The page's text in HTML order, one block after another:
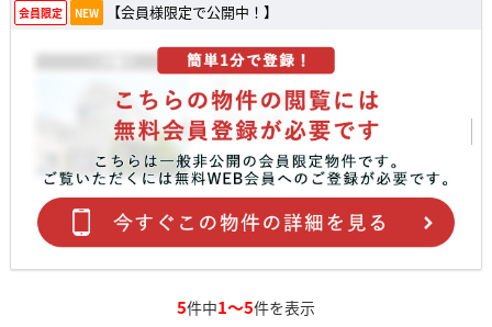
会員限定 NEW 【会員様限定で公開中！】
5件中1～5件を表示